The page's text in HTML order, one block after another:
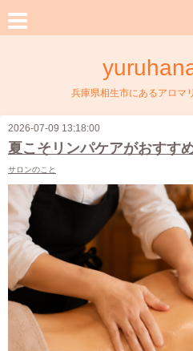
兵庫県相生市にあるアロマ
2026-07-09 13:18:00
夏こそリンパケアがおすす
サロンのこと